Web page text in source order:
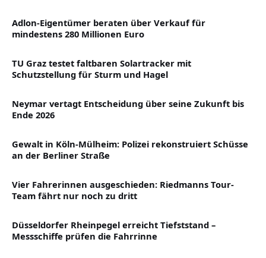
Adlon-Eigentümer beraten über Verkauf für
mindestens 280 Millionen Euro
TU Graz testet faltbaren Solartracker mit
Schutzstellung für Sturm und Hagel
Neymar vertagt Entscheidung über seine Zukunft bis
Ende 2026
Gewalt in Köln-Mülheim: Polizei rekonstruiert Schüsse
an der Berliner Straße
Vier Fahrerinnen ausgeschieden: Riedmanns Tour-
Team fährt nur noch zu dritt
Düsseldorfer Rheinpegel erreicht Tiefststand –
Messschiffe prüfen die Fahrrinne